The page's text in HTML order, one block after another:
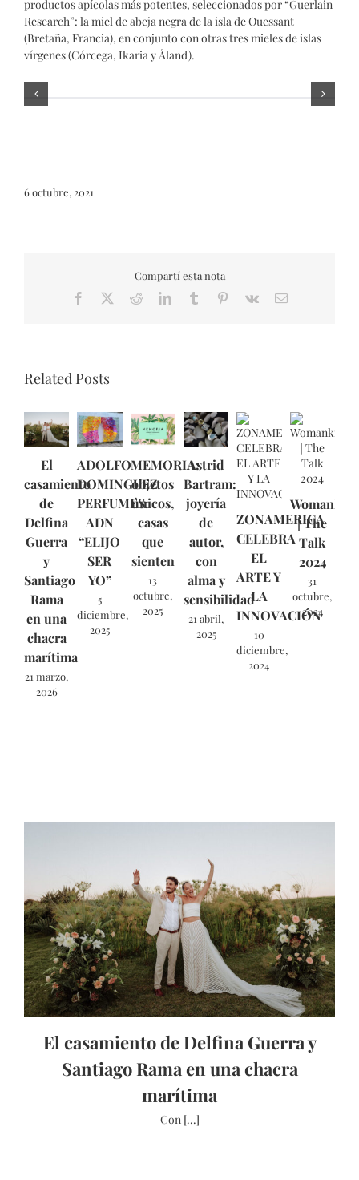
productos apícolas más potentes, seleccionados por “Guerlain
Research”: la miel de abeja negra de la isla de Ouessant
(Bretaña, Francia), en conjunto con otras tres mieles de islas
vírgenes (Córcega, Ikaria y Åland).
6 octubre, 2021
Compartí esta nota
Facebook RedditLinkedInTumblr Pinterest
Vk Email
Related Posts
El
casamiento
de
Delfina
Guerra
y
Santiago
Rama
en una
chacra
marítima
21 marzo,
2026
ADOLFO
DOMINGUEZ
PERFUMES:
ADN
“ELIJO
SER
YO”
5
diciembre,
2025
MEMORIA:
objetos
únicos,
casas
que
sienten
13
octubre,
2025
Astrid
Bartram:
joyería
de
autor,
con
alma y
sensibilidad
21 abril,
2025
ZONAMERICA
CELEBRA
EL
ARTE Y
LA
INNOVACIÓN
10
diciembre,
2024
| The
Talk
2024
31
octubre,
2024
El casamiento de Delfina Guerra y
Santiago Rama en una chacra
marítima
Con [...]